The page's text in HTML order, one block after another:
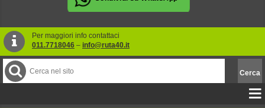
Per maggiori info contattaci
011.7718046 – info@ruta40.it